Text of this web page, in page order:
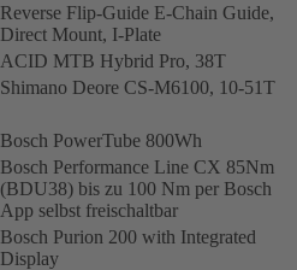
Reverse Flip-Guide E-Chain Guide,
Direct Mount, I-Plate
ACID MTB Hybrid Pro, 38T
Shimano Deore CS-M6100, 10-51T
Bosch PowerTube 800Wh
Bosch Performance Line CX 85Nm
(BDU38) bis zu 100 Nm per Bosch
App selbst freischaltbar
Bosch Purion 200 with Integrated
Display